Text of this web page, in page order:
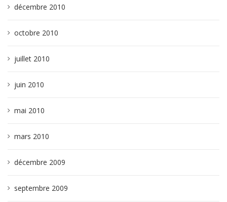
décembre 2010
octobre 2010
juillet 2010
juin 2010
mai 2010
mars 2010
décembre 2009
septembre 2009